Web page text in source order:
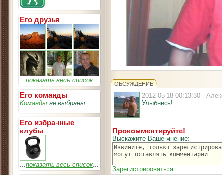
Его друзья
...показать весь список...
Его команды
Команды не выбраны
Его избранные
клубы
...показать весь список...
ОБСУЖДЕНИЕ
2012-05-18 00:13:30 -
Улыбнись!
Прокомментируйте!
Выскажите Ваше мнение:
Зарегистрироваться